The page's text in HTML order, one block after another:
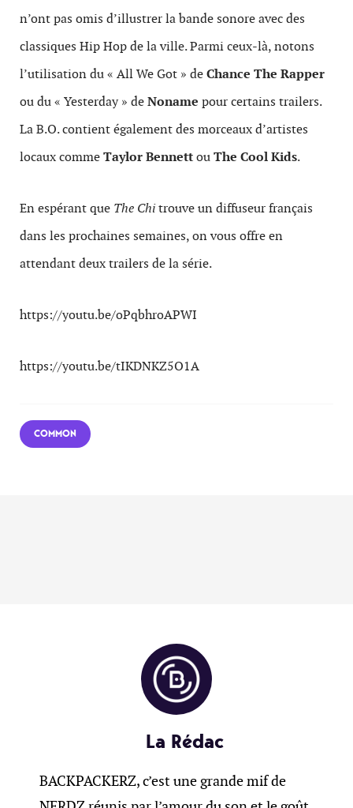
n’ont pas omis d’illustrer la bande sonore avec des
classiques Hip Hop de la ville. Parmi ceux-là, notons
l’utilisation du « All We Got » deChance The Rapper
ou du « Yesterday » deNoname pour certains trailers.
La B.O. contient également des morceaux d’artistes
locaux commeTaylor BennettouThe Cool Kids.
En espérant que The Chitrouve un diffuseur français
dans les prochaines semaines, on vous offre en
attendant deux trailers de la série.
https://youtu.be/oPqbhroAPWI
https://youtu.be/tIKDNKZ5O1A
COMMON
La Rédac
BACKPACKERZ, c’est une grande mif de